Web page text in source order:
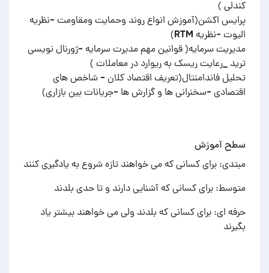
پرایس اکشن(آموزش انواع روند وحمایت ومقاومت -نظریه
مدیریت سرمایه( قوانین مهم مدیرت سرمایه -ژورنال نویسی
تحلیل فاندامنتال(تعریف اقتصاد کلان - شاخص های
اقتصادی -سخنرانی ها و گزارش ها -جریانات بین بازاری)
سطح آموزش
مبتدی: برای کسانی که می خواهند تازه شروع به یادگیری کنند
متوسط: برای کسانی که آشنایی دارند و تا حدی بلدند
حرفه ای: برای کسانی که بلدند ولی می خواهند بیشتر یاد
بگیرند